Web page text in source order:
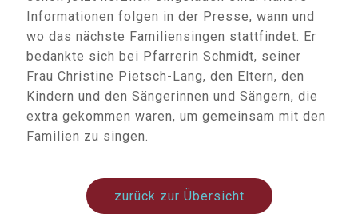
Informationen folgen in der Presse, wann und
wo das nächste Familiensingen stattfindet. Er
bedankte sich bei Pfarrerin Schmidt, seiner
Frau Christine Pietsch-Lang, den Eltern, den
Kindern und den Sängerinnen und Sängern, die
extra gekommen waren, um gemeinsam mit den
Familien zu singen.
zurück zur Übersicht